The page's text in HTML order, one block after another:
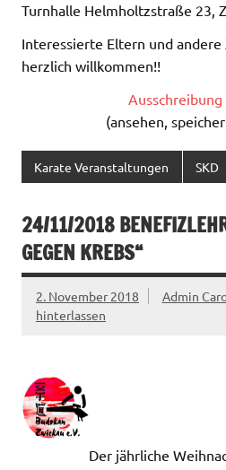
Turnhalle Helmholtzstraße 23,
Interessierte Eltern und andere
herzlich willkommen!!
Ausschreibung
(ansehen,
Karate Veranstaltungen SKD
24/11/2018
GEGEN KREBS“
2. November 2018 Admin
hinterlassen
Der jährliche